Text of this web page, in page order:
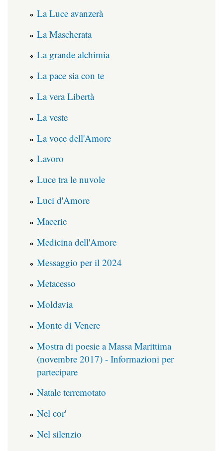
La Luce avanzerà
La Mascherata
La grande alchimia
La pace sia con te
La vera Libertà
La veste
La voce dell'Amore
Lavoro
Luce tra le nuvole
Luci d'Amore
Macerie
Medicina dell'Amore
Messaggio per il 2024
Metacesso
Moldavia
Monte di Venere
Mostra di poesie a Massa Marittima
(novembre 2017) - Informazioni per
partecipare
Natale terremotato
Nel cor'
Nel silenzio